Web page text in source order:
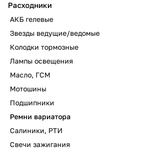
Расходники
АКБ гелевые
Звезды ведущие/ведомые
Колодки тормозные
Лампы освещения
Масло, ГСМ
Мотошины
Подшипники
Ремни вариатора
Салиники, РТИ
Свечи зажигания